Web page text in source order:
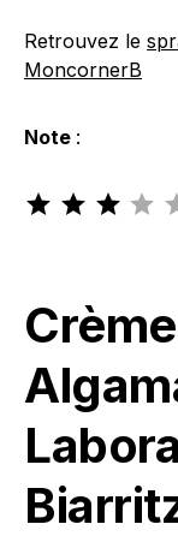
Retrouvez le
MoncornerB
Note :